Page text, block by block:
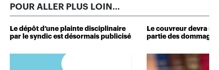
POUR ALLER PLUS LOIN...
Le dépôt d’une plainte disciplinaire
par le syndic est désormais publicisé
Le couvreur devra
partie des dommages